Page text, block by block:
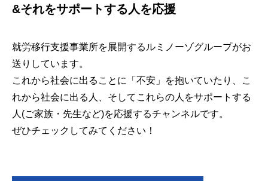
&それをサポートする人を応援
就労移行支援事業所を展開するルミノーゾグループがお
送りしています。
これから社会に出ることに「不安」を抱いていたり、こ
れから社会に出る人、そしてこれらの人をサポートする
人(ご家族・先生など)を応援するチャンネルです。
ぜひチェックしてみてください！